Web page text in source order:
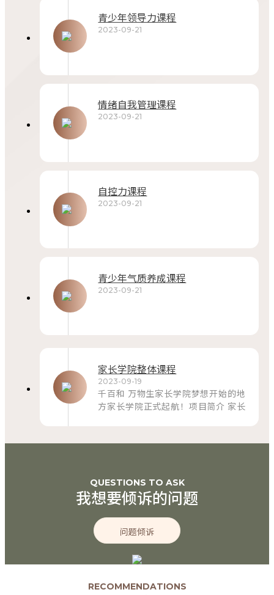
青少年领导力课程
2023-09-21
情绪自我管理课程
2023-09-21
自控力课程
2023-09-21
青少年气质养成课程
2023-09-21
家长学院整体课程
2023-09-19
千百和 万物生家长学院梦想开始的地
方家长学院正式起航！项目简介 家长
卓越少年，助力盛世中国，带着初心，
育的本质？ &
QUESTIONS TO ASK
我想要倾诉的问题
问题倾诉
RECOMMENDATIONS